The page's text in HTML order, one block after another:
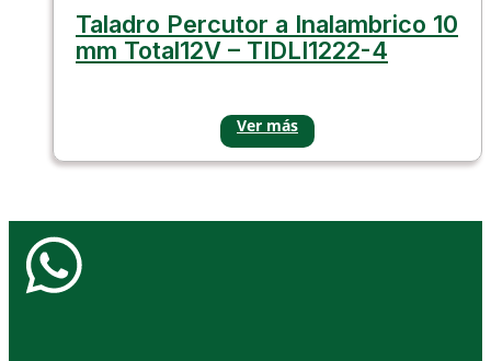
Taladro Percutor a Inalambrico 10
mm Total12V – TIDLI1222-4